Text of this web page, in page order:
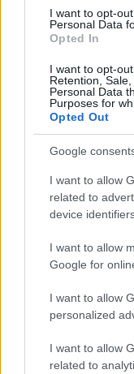
I want to opt-
Personal Data
Opted In
I want to opt-
Retention,
Personal Data
Purposes for
Opted Out
Google
I want to allow
related to
device
I want to allow
Google for
I want to allow
personalized
I want to allow
related to
szenvedélyes
verseny
egy rövid, de
Monaco elé
kihívások
A Forma–1
versenyez ismét
formátumban, és
legikonikusabb
A szűk kanyargós
kiemelt stratégiai
mindig…